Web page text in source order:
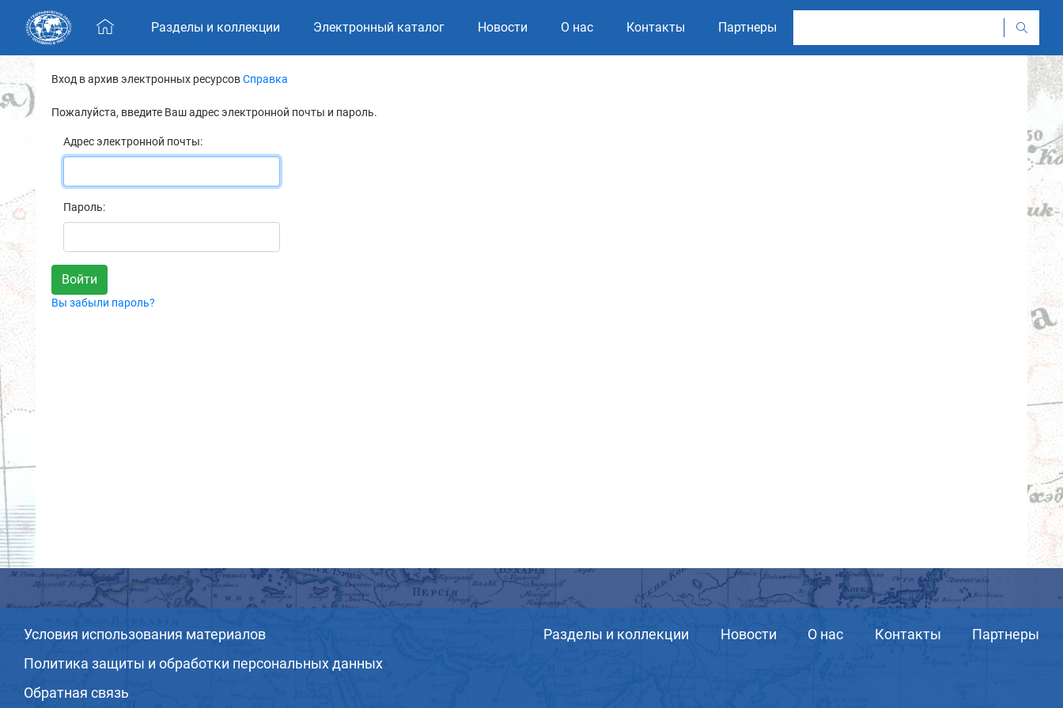
Skip navigation
Разделы и коллекции Электронный каталог Новости О нас Контакты Партнеры
Вход в архив электронных ресурсовСправка
Пожалуйста, введите Ваш адрес электронной почты и пароль.
Адрес электронной почты:
Пароль:
Вы забыли пароль?
Условия использования материалов
Политика защиты и обработки персональных данных
Обратная связь
Разделы и коллекции Новости О нас Контакты Партнеры